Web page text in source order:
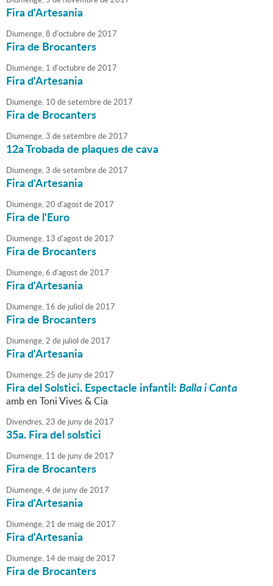
Fira d'Artesania
Diumenge,8 d'octubrede2017
Fira de Brocanters
Diumenge, 1 d'octubrede2017
Fira d'Artesania
Diumenge, 10 desetembrede2017
Fira de Brocanters
Diumenge,3 desetembrede2017
12a Trobada de plaques de cava
Diumenge,3 desetembrede2017
Fira d'Artesania
Diumenge,20 d'agostde2017
Fira de l'Euro
Diumenge, 13 d'agostde2017
Fira de Brocanters
Diumenge,6 d'agostde2017
Fira d'Artesania
Diumenge, 16 de juliol de2017
Fira de Brocanters
Diumenge,2 de juliol de2017
Fira d'Artesania
Diumenge,25 de junyde2017
Fira del Solstici. Espectacle infantil:Balla i Canta
amb en Toni Vives & Cia
Divendres,23 de junyde2017
35a. Fira del solstici
Diumenge, 11 de junyde2017
Fira de Brocanters
Diumenge,4de junyde2017
Fira d'Artesania
Diumenge,21 de maigde2017
Fira d'Artesania
Diumenge, 14de maigde2017
Fira de Brocanters